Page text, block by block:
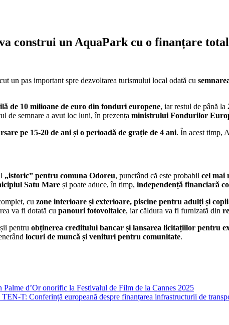
construi un AquaPark cu o finanțare
un pas important spre dezvoltarea turismului local odată cu
de 10 milioane de euro din fonduri europene, iar restul de până la
de semnare a avut loc luni, în prezența ministrului Fondurilor
pe 15-20 de ani și o perioadă de grație de 4 ani. În acest timp,
„istoric” pentru comuna Odoreu, punctând că este probabil cel mai
Satu Mare și poate aduce, în timp, independență financiară
cu zone interioare și exterioare, piscine pentru adulți și
va fi dotată cu panouri fotovoltaice, iar căldura va fi furnizată din
pentru obținerea creditului bancar și lansarea licitațiilor pentru
locuri de muncă și venituri pentru comunitate.
d’Or onorific la Festivalul de Film de la Cannes 2025
TEN-T: Conferință europeană despre finanțarea infrastructurii de